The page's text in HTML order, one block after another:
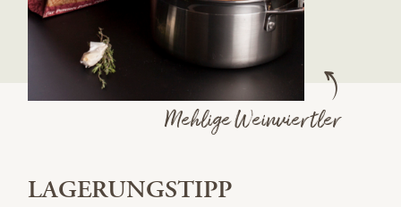
Mehlige Weinviertler
LAGERUNGSTIPP